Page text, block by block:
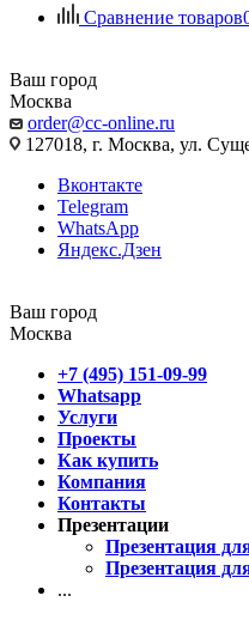
Сравнение товаров
Ваш город
Москва
order@cc-online.ru
127018, г. Москва, ул.
Вконтакте
Telegram
WhatsApp
Яндекс.Дзен
Ваш город
Москва
+7 (495) 151-09-99
Whatsapp
Услуги
Проекты
Как купить
Компания
Контакты
Презентации
Презентация
Презентация
...